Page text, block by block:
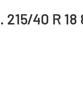
215/40 R 18